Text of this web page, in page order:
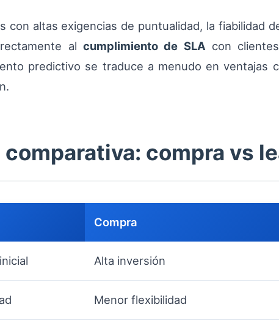
con altas exigencias de puntualidad, la
al cumplimiento de SLA con
predictivo se traduce a menudo en
comparativa: compra vs
Compra
Alta inversión
Menor flexibilidad